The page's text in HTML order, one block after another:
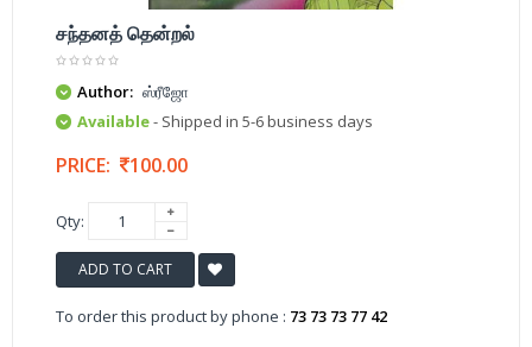
சந்தனத் தென்றல்
Author: ஸ்ரீஜோ
Available- Shipped in 5-6 business days
PRICE: 100.00
Qty:
ADD TO CART
To order this product by phone : 73 73 73 77 42